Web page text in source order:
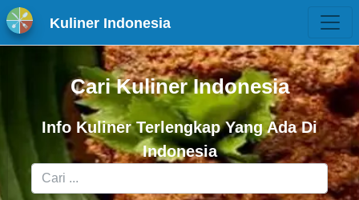
Kuliner Indonesia
Cari Kuliner Indonesia
Info Kuliner Terlengkap Yang Ada Di
Indonesia